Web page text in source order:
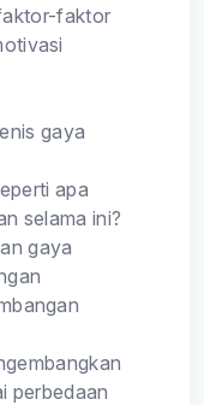
faktor
gaya
apa
selama ini?
gaya
perbedaan